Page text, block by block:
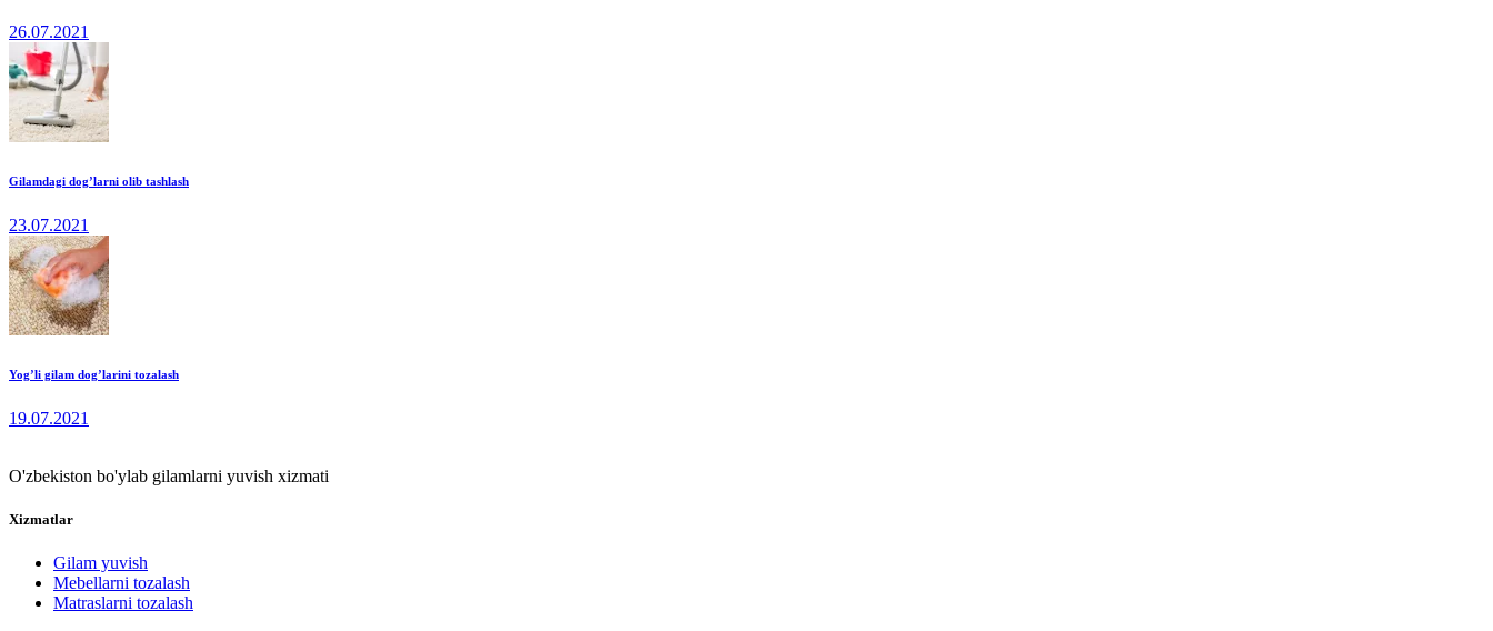
26.07.2021
Gilamdagi dog’larni olib tashlash
23.07.2021
Yog’li gilam dog’larini tozalash
19.07.2021
O'zbekiston bo'ylab gilamlarni yuvish xizmati
Xizmatlar
Gilam yuvish
Mebellarni tozalash
Matraslarni tozalash